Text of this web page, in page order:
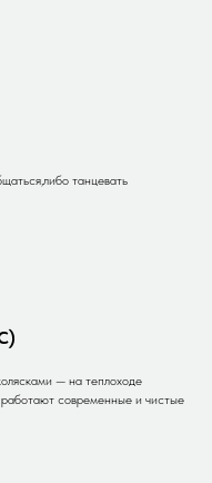
танцевать
— на теплоходе
современные и чистые